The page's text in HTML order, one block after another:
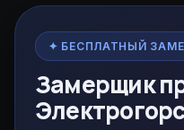
✦ БЕСПЛАТНЫЙ
Замерщик